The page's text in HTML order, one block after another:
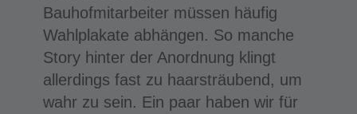
Bauhofmitarbeiter müssen häufig
Wahlplakate abhängen. So manche
Story hinter der Anordnung klingt
allerdings fast zu haarsträubend, um
wahr zu sein. Ein paar haben wir für